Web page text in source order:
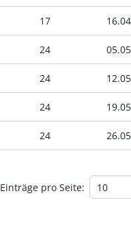
17
24
24
24
24
Einträge pro Seite: